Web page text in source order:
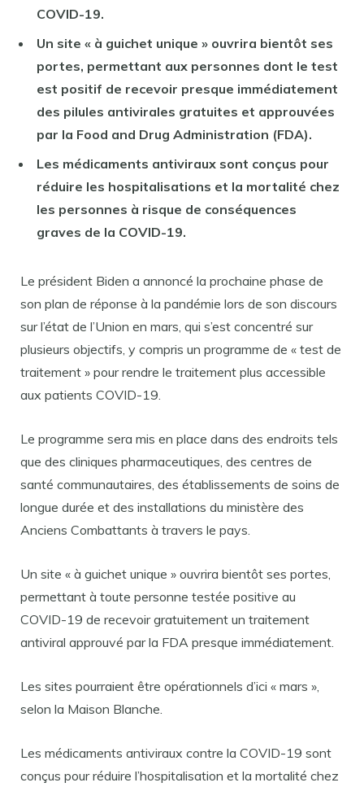
COVID-19.
Un site « à guichet unique » ouvrira bientôt ses
portes, permettant aux personnes dont le test
est positif de recevoir presque immédiatement
des pilules antivirales gratuites et approuvées
par la Food and Drug Administration (FDA).
Les médicaments antiviraux sont conçus pour
réduire les hospitalisations et la mortalité chez
les personnes à risque de conséquences
graves de la COVID-19.
Le président Biden a annoncé la prochaine phase de
son plan de réponse à la pandémie lors de son discours
sur l’état de l’Union en mars, qui s’est concentré sur
plusieurs objectifs, y compris un programme de « test de
traitement » pour rendre le traitement plus accessible
aux patients COVID-19.
Le programme sera mis en place dans des endroits tels
que des cliniques pharmaceutiques, des centres de
santé communautaires, des établissements de soins de
longue durée et des installations du ministère des
Anciens Combattants à travers le pays.
Un site « à guichet unique » ouvrira bientôt ses portes,
permettant à toute personne testée positive au
COVID-19 de recevoir gratuitement un traitement
antiviral approuvé par la FDA presque immédiatement.
Les sites pourraient être opérationnels d’ici « mars »,
selon la Maison Blanche.
Les médicaments antiviraux contre la COVID-19 sont
conçus pour réduire l’hospitalisation et la mortalité chez